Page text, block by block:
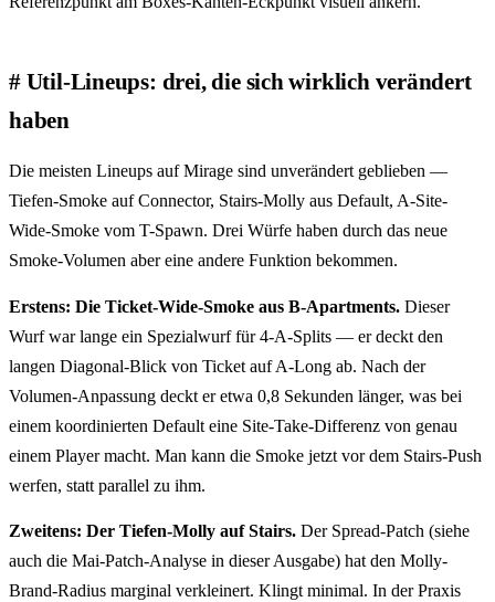
Util-Lineups: drei, die sich wirklich verändert
haben
Die meisten Lineups auf Mirage sind unverändert geblieben —
Tiefen-Smoke auf Connector, Stairs-Molly aus Default, A-Site-
Wide-Smoke vom T-Spawn. Drei Würfe haben durch das neue
Smoke-Volumen aber eine andere Funktion bekommen.
Erstens: Die Ticket-Wide-Smoke aus B-Apartments. Dieser
Wurf war lange ein Spezialwurf für 4-A-Splits — er deckt den
langen Diagonal-Blick von Ticket auf A-Long ab. Nach der
Volumen-Anpassung deckt er etwa 0,8 Sekunden länger, was bei
einem koordinierten Default eine Site-Take-Differenz von genau
einem Player macht. Man kann die Smoke jetzt vor dem Stairs-Push
werfen, statt parallel zu ihm.
Zweitens: Der Tiefen-Molly auf Stairs. Der Spread-Patch (siehe
auch die Mai-Patch-Analyse in dieser Ausgabe) hat den Molly-
Brand-Radius marginal verkleinert. Klingt minimal. In der Praxis